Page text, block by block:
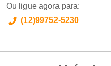
Ou ligue agora para:
(12)99752-5230